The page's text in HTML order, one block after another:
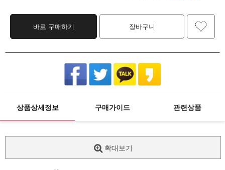
바로 구매하기 장바구니
상품상세정보 구매가이드 관련상품
확대보기